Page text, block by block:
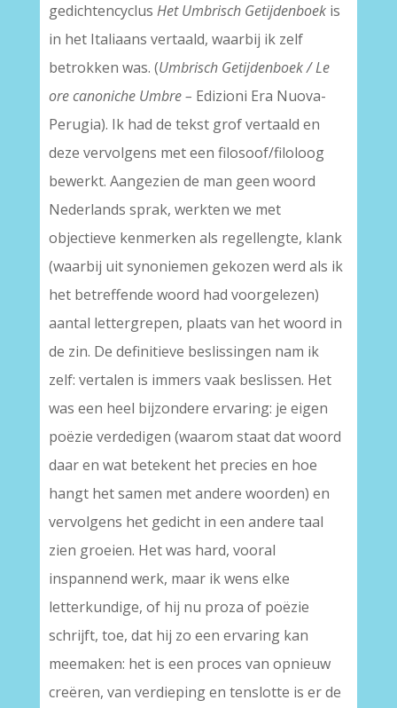
gedichtencyclus Het Umbrisch Getijdenboekis
in het Italiaans vertaald, waarbij ik zelf
betrokken was. (Umbrisch Getijdenboek / Le
ore canoniche Umbre – Edizioni Era Nuova-
Perugia). Ik had de tekst grof vertaald en
deze vervolgens met een filosoof/filoloog
bewerkt. Aangezien de man geen woord
Nederlands sprak, werkten we met
objectieve kenmerken als regellengte, klank
(waarbij uit synoniemen gekozen werd als ik
het betreffende woord had voorgelezen)
aantal lettergrepen, plaats van het woord in
de zin. De definitieve beslissingen nam ik
zelf: vertalen is immers vaak beslissen. Het
was een heel bijzondere ervaring: je eigen
poëzie verdedigen (waarom staat dat woord
daar en wat betekent het precies en hoe
hangt het samen met andere woorden) en
vervolgens het gedicht in een andere taal
zien groeien. Het was hard, vooral
inspannend werk, maar ik wens elke
letterkundige, of hij nu proza of poëzie
schrijft, toe, dat hij zo een ervaring kan
meemaken: het is een proces van opnieuw
creëren, van verdieping en tenslotte is er de